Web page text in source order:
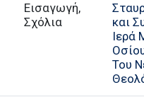
Εισαγωγή,
Σχόλια
και
Ιερά
Του